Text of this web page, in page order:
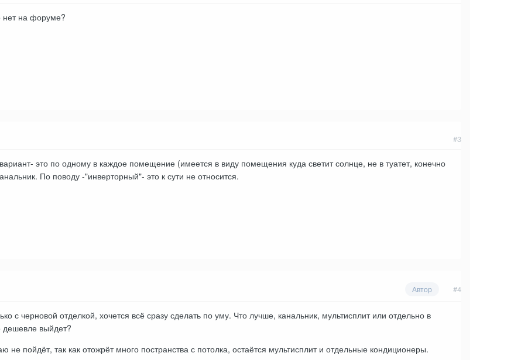
нет на форуме?
#3
это по одному в каждое помещение (имеется в виду помещения куда светит солнце, не в туатет, конечно
По поводу -"инверторный"- это к сути не относится.
Автор #4
с черновой отделкой, хочется всё сразу сделать по уму. Что лучше, канальник, мультисплит или отдельно в
дешевле выйдет?
не пойдёт, так как отожрёт много постранства с потолка, остаётся мультисплит и отдельные кондиционеры.